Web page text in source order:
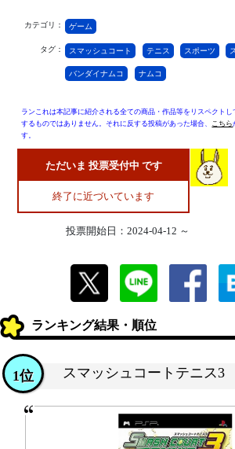
カテゴリ： ゲーム
タグ： スマッシュコート テニス スポーツ
バンダイナムコ ナムコ
ランこれは本記事に紹介される全ての商品・作品等をリスペクト
するものではありません。それに反する投稿があった場合、 こちら
す。
ただいま 投票受付中 です
終了に近づいています
投票開始日：2024-04-12 ～
ランキング結果・順位
スマッシュコートテニス3
1位